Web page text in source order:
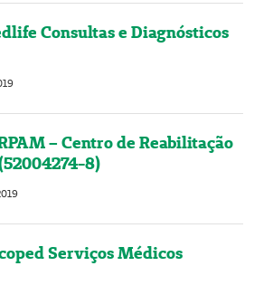
Consultas e Diagnósticos
– Centro de Reabilitação
8)
Serviços Médicos